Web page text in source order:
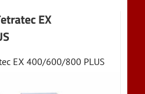
EX
EX 400/600/800 PLUS